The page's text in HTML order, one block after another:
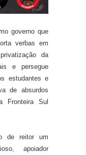
governo que
verbas em
da
e persegue
estudantes e
de absurdos
Fronteira Sul
de reitor um
apoiador